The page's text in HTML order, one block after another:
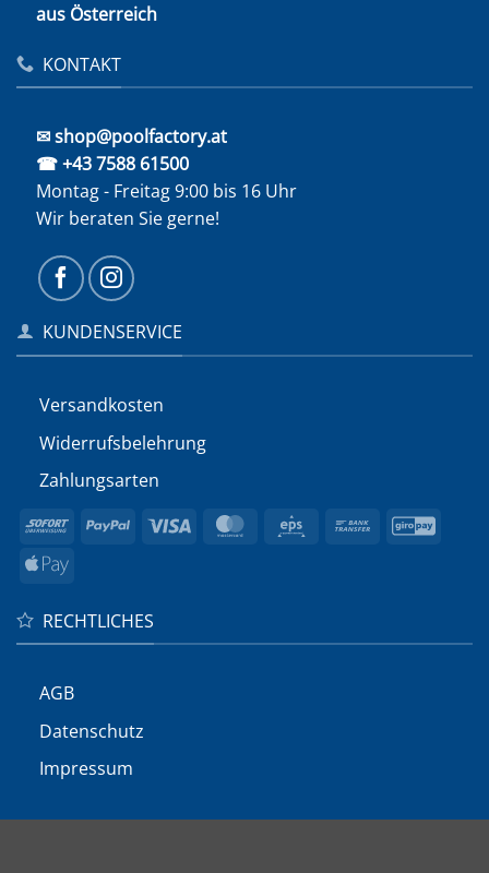
aus Österreich
KONTAKT
✉ shop@poolfactory.at
☎ +43 7588 61500
Montag - Freitag 9:00 bis 16 Uhr
Wir beraten Sie gerne!
KUNDENSERVICE
Versandkosten
Widerrufs­belehrung
Zahlungsarten
Sofort PayPal Visa MasterCard
Eps
Bank
Apple
RECHTLICHES
AGB
Datenschutz
Impressum